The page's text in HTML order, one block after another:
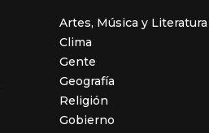
Artes, Música y Literatura
Clima
Gente
Geografía
Religión
Gobierno